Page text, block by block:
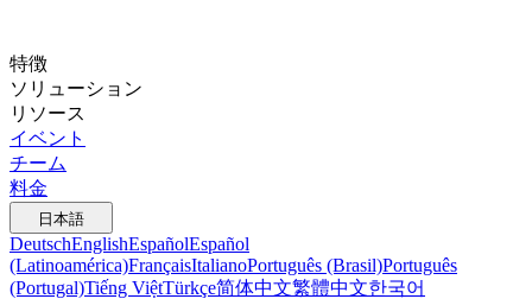
特徴
ソリューション
リソース
イベント
チーム
料金
日本語
DeutschEnglishEspañolEspañol
(Latinoamérica)FrançaisItalianoPortuguês (Brasil)Português
(Portugal)Tiếng ViệtTürkçe简体中文繁體中文한국어